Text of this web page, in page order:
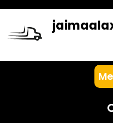
content